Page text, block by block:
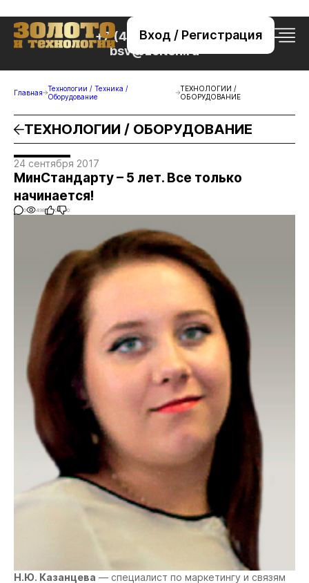
Вход / Регистрация
+7 (495) 221-76-32
bsv@zolteh.ru
Главная
Технологии / Техника /
Оборудование
ТЕХНОЛОГИИ /
ОБОРУДОВАНИЕ
ТЕХНОЛОГИИ / ОБОРУДОВАНИЕ
24 сентября 2017
МинСтандарту – 5 лет. Все только
начинается!
0 498 0 0
Н.Ю. Казанцева — специалист по маркетингу и связям